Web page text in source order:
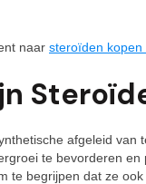
naar steroïden kopen
afgeleid van
te bevorderen
te begrijpen dat ze ook